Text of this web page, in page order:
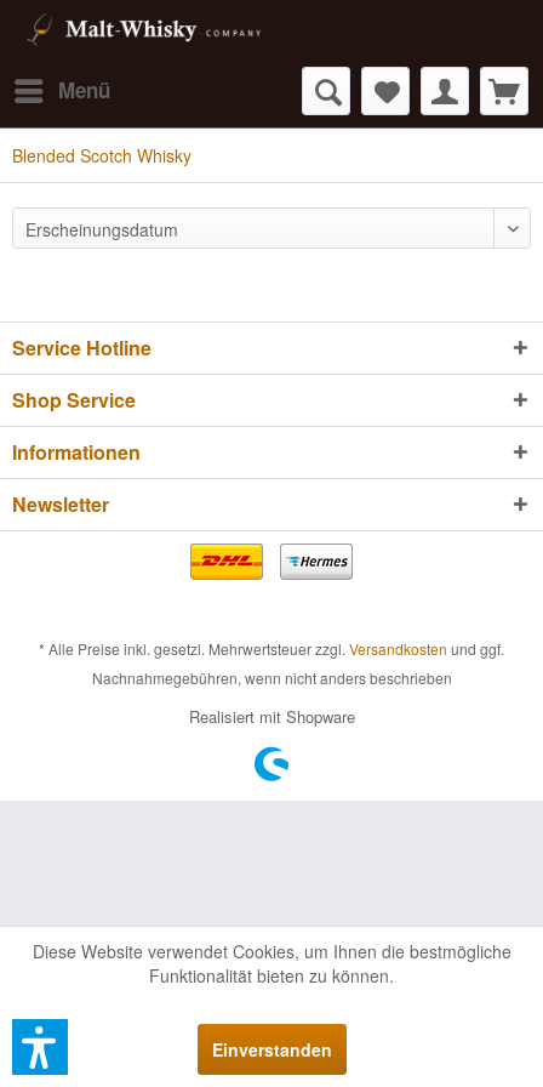
Menü
Blended Scotch Whisky
Service Hotline
Shop Service
Informationen
Newsletter
* Alle Preise inkl. gesetzl. Mehrwertsteuer zzgl. Versandkosten und ggf.
Nachnahmegebühren, wenn nicht anders beschrieben
Realisiert mit Shopware
Diese Website verwendet Cookies, um Ihnen die bestmögliche
Funktionalität bieten zu können.
Einverstanden